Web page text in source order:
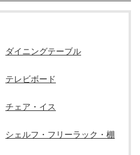
ダイニングテーブル
テレビボード
チェア・イス
シェルフ・フリーラック・棚